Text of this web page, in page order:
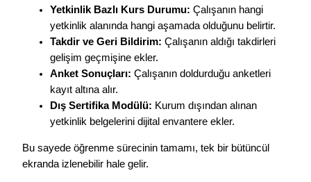
Yetkinlik Bazlı Kurs Durumu: Çalışanın hangi
yetkinlik alanında hangi aşamada olduğunu belirtir.
Takdir ve Geri Bildirim: Çalışanın aldığı takdirleri
gelişim geçmişine ekler.
Anket Sonuçları: Çalışanın doldurduğu anketleri
kayıt altına alır.
Dış Sertifika Modülü: Kurum dışından alınan
yetkinlik belgelerini dijital envantere ekler.
Bu sayede öğrenme sürecinin tamamı, tek bir bütüncül
ekranda izlenebilir hale gelir.